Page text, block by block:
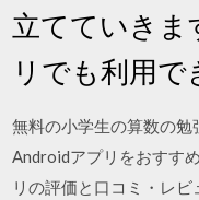
立てていきま
リでも利用で
無料の小学生の算数の
Androidアプリをおすす
リの評価と口コミ・レビ